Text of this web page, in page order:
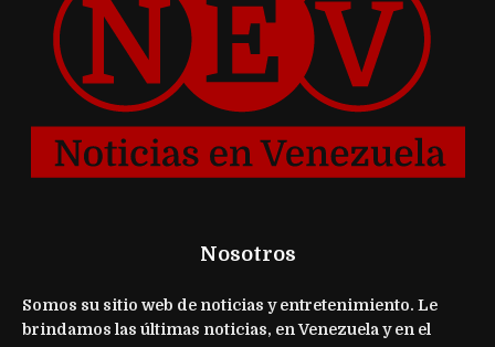
Nosotros
Somos su sitio web de noticias y entretenimiento. Le
brindamos las últimas noticias, en Venezuela y en el